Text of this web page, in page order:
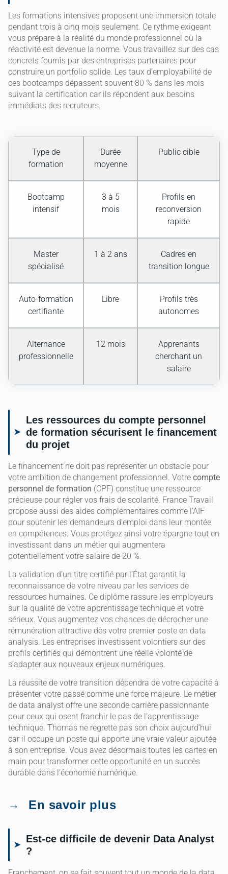
Les formations intensives proposent une immersion totale
pendant trois à cinq mois seulement. Ce rythme exigeant
vous prépare à la réalité du monde professionnel où la
réactivité est devenue la norme. Vous travaillez sur des cas
concrets fournis par des entreprises partenaires pour
construire un portfolio solide. Les taux d’employabilité de
ces bootcamps dépassent souvent 80 % dans les mois
suivant la certification car ils répondent aux besoins
immédiats des recruteurs.
Type de
formation
Durée
moyenne
Public cible
Bootcamp
intensif
3 à 5
mois
Profils en
reconversion
rapide
Master
spécialisé
1 à 2 ans
Cadres en
transition longue
Auto-formation
certifiante
Libre
Profils très
autonomes
Alternance
professionnelle
12 mois
Apprenants
cherchant un
salaire
Les ressources du compte personnel
de formation sécurisent le financement
du projet
Le financement ne doit pas représenter un obstacle pour
votre ambition de changement professionnel. Votre compte
personnel de formation (CPF) constitue une ressource
précieuse pour régler vos frais de scolarité. France Travail
propose aussi des aides complémentaires comme l’AIF
pour soutenir les demandeurs d’emploi dans leur montée
en compétences. Vous protégez ainsi votre épargne tout en
investissant dans un métier qui augmentera
potentiellement votre salaire de 20 %.
La validation d’un titre certifié par l’État garantit la
reconnaissance de votre niveau par les services de
ressources humaines. Ce diplôme rassure les employeurs
sur la qualité de votre apprentissage technique et votre
sérieux. Vous augmentez vos chances de décrocher une
rémunération attractive dès votre premier poste en data
analysis. Les entreprises investissent volontiers sur des
profils certifiés qui démontrent une réelle volonté de
s’adapter aux nouveaux enjeux numériques.
La réussite de votre transition dépendra de votre capacité à
présenter votre passé comme une force majeure. Le métier
de data analyst offre une seconde carrière passionnante
pour ceux qui osent franchir le pas de l’apprentissage
technique. Thomas ne regrette pas son choix aujourd’hui
car il occupe un poste qui apporte une vraie valeur ajoutée
à son entreprise. Vous avez désormais toutes les cartes en
main pour transformer cette opportunité en un succès
durable dans l’économie numérique.
En savoir plus
Est-ce difficile de devenir Data Analyst
?